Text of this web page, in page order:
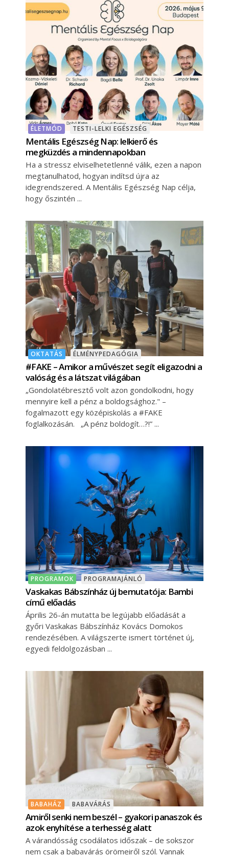
ÉLETMÓD TESTI-LELKI EGÉSZSÉG
Mentális Egészség Nap: lelkierő és
megküzdés a mindennapokban
Ha a stressz elviselhetetlenné válik, ezen a napon
megtanulhatod, hogyan indítsd újra az
idegrendszered. A Mentális Egészség Nap célja,
hogy őszintén
OKTATÁS ÉLMÉNYPEDAGÓGIA
#FAKE – Amikor a művészet segít eligazodni a
valóság és a látszat világában
„Gondolatébresztő volt azon gondolkodni, hogy
mennyire kell a pénz a boldogsághoz." –
fogalmazott egy középiskolás a #FAKE
foglalkozásán. „A pénz boldogít…?!”
PROGRAMOK PROGRAMAJÁNLÓ
Vaskakas Bábszínház új bemutatója: Bambi
című előadás
Április 26-án mutatta be legújabb előadását a
győri Vaskakas Bábszínház Kovács Domokos
rendezésében. A világszerte ismert történet új,
egyedi feldolgozásban
BABAHÁZ BABAVÁRÁS
Amiről senki nem beszél – gyakori panaszok és
azok enyhítése a terhesség alatt
A várandósság csodálatos időszak – de sokszor
nem csak a babavárás örömeiről szól. Vannak